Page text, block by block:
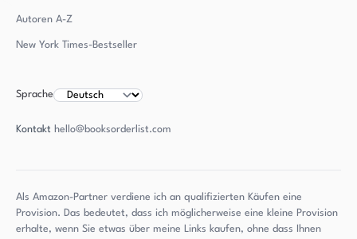
Autoren A-Z
New York Times-Bestseller
Sprache
Kontakt hello@booksorderlist.com
Als Amazon-Partner verdiene ich an qualifizierten Käufen eine
Provision. Das bedeutet, dass ich möglicherweise eine kleine Provision
erhalte, wenn Sie etwas über meine Links kaufen, ohne dass Ihnen